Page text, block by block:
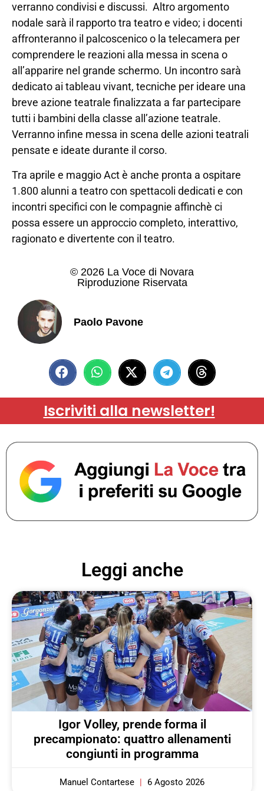
verranno condivisi e discussi. Altro argomento
nodale sarà il rapporto tra teatro e video; i docenti
affronteranno il palcoscenico o la telecamera per
comprendere le reazioni alla messa in scena o
all’apparire nel grande schermo. Un incontro sarà
dedicato ai tableau vivant, tecniche per ideare una
breve azione teatrale finalizzata a far partecipare
tutti i bambini della classe all’azione teatrale.
Verranno infine messa in scena delle azioni teatrali
pensate e ideate durante il corso.
Tra aprile e maggio Act è anche pronta a ospitare
1.800 alunni a teatro con spettacoli dedicati e con
incontri specifici con le compagnie affinchè ci
possa essere un approccio completo, interattivo,
ragionato e divertente con il teatro.
© 2026 La Voce di Novara
Riproduzione Riservata
Paolo Pavone
Iscriviti alla newsletter!
Leggi anche
Igor Volley, prende forma il
precampionato: quattro allenamenti
congiunti in programma
Manuel Contartese 6 Agosto 2026